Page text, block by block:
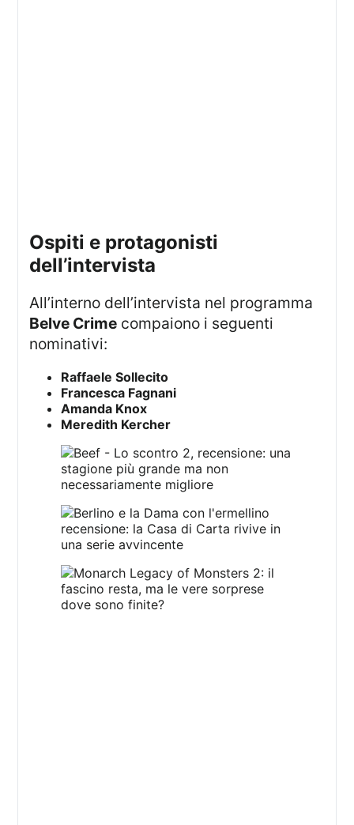
ospiti e protagonisti
dell’intervista
All’interno dell’intervista nel programma
Belve Crime compaiono i seguenti
nominativi:
Raffaele Sollecito
Francesca Fagnani
Amanda Knox
Meredith Kercher